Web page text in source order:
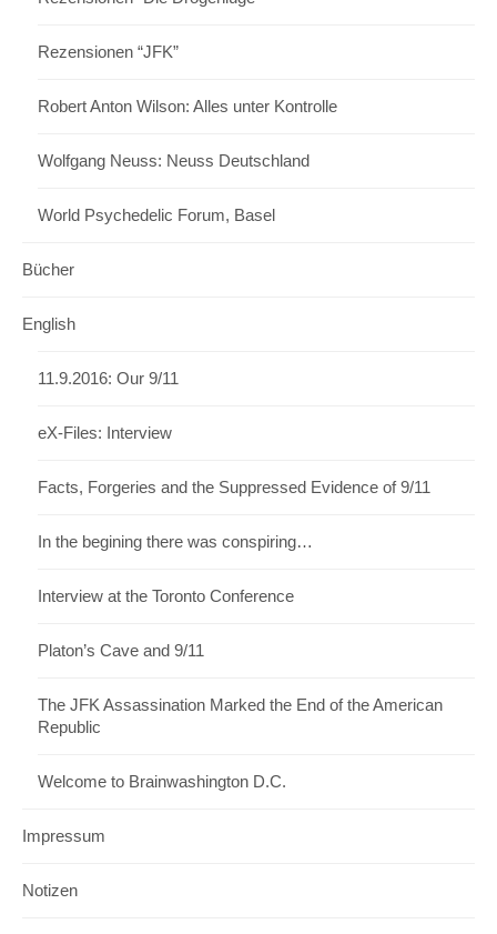
Rezensionen “JFK”
Robert Anton Wilson: Alles unter Kontrolle
Wolfgang Neuss: Neuss Deutschland
World Psychedelic Forum, Basel
Bücher
English
11.9.2016: Our 9/11
eX-Files: Interview
Facts, Forgeries and the Suppressed Evidence of 9/11
In the begining there was conspiring…
Interview at the Toronto Conference
Platon’s Cave and 9/11
The JFK Assassination Marked the End of the American
Republic
Welcome to Brainwashington D.C.
Impressum
Notizen